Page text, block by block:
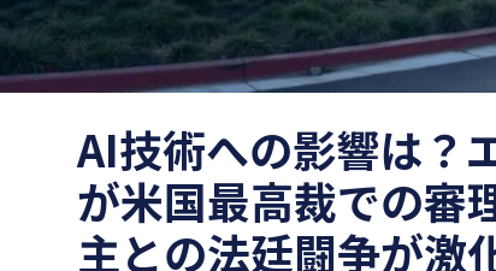
AI技術への影響は？
が米国最高裁での審
主との法廷闘争が激